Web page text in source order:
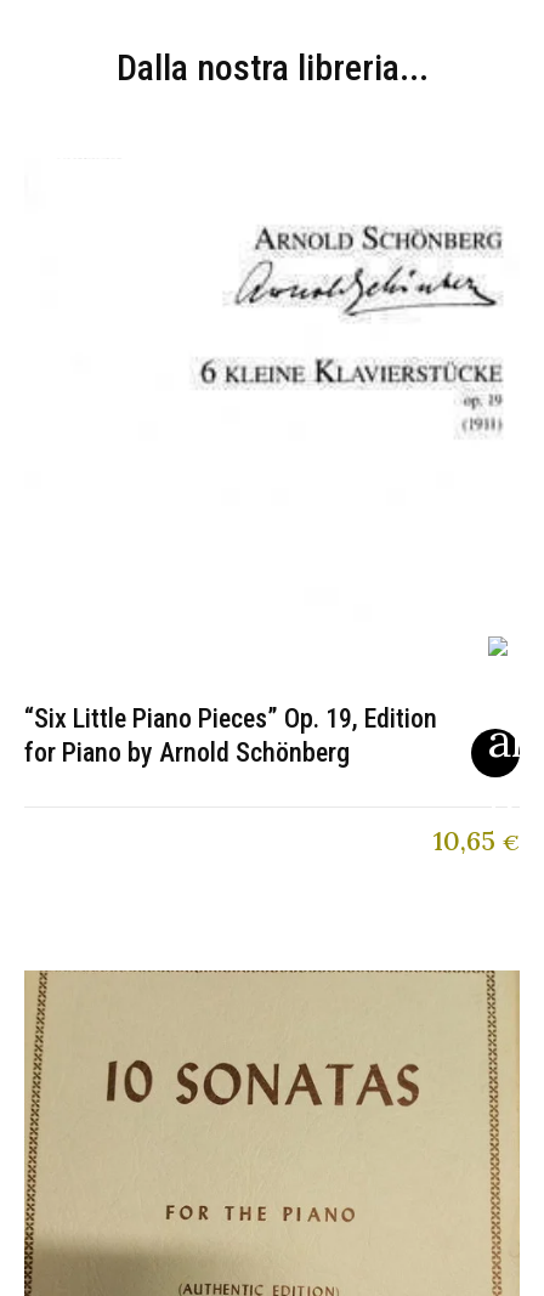
Dalla nostra libreria...
“Six Little Piano Pieces” Op. 19, Edition
for Piano by Arnold Schönberg
10,65 €